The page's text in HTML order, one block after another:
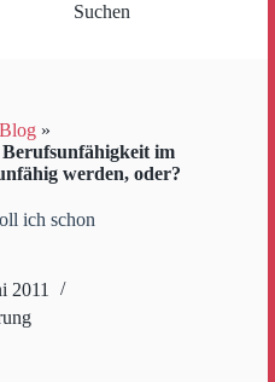
Suchen
»
Berufsunfähigkeit im
werden, oder?
ich schon
2011